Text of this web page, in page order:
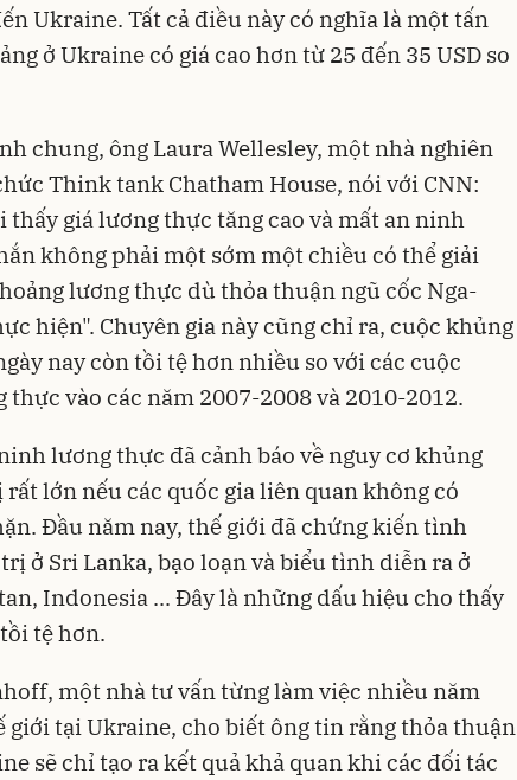
Ukraine. Tất cả điều này có nghĩa là một tấn
ở Ukraine có giá cao hơn từ 25 đến 35 USD so
chung, ông Laura Wellesley, một nhà nghiên
Think tank Chatham House, nói với CNN:
thấy giá lương thực tăng cao và mất an ninh
không phải một sớm một chiều có thể giải
lương thực dù thỏa thuận ngũ cốc Nga-
hiện". Chuyên gia này cũng chỉ ra, cuộc khủng
nay còn tồi tệ hơn nhiều so với các cuộc
vào các năm 2007-2008 và 2010-2012.
lương thực đã cảnh báo về nguy cơ khủng
lớn nếu các quốc gia liên quan không có
Đầu năm nay, thế giới đã chứng kiến tình
ở Sri Lanka, bạo loạn và biểu tình diễn ra ở
Indonesia ... Đây là những dấu hiệu cho thấy
tệ hơn.
một nhà tư vấn từng làm việc nhiều năm
giới tại Ukraine, cho biết ông tin rằng thỏa thuận
sẽ chỉ tạo ra kết quả khả quan khi các đối tác